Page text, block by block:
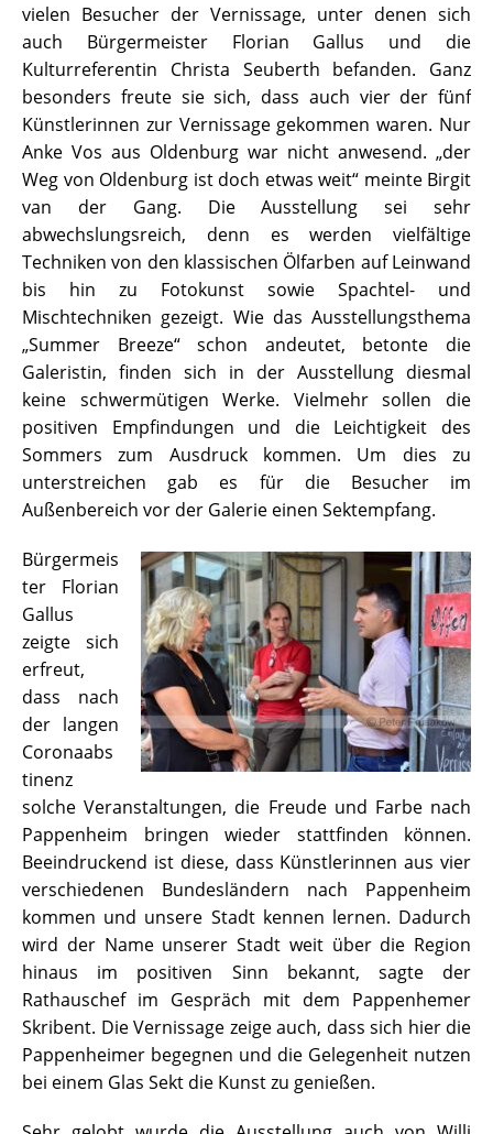
vielen Besucher der Vernissage, unter denen sich
auch Bürgermeister Florian Gallus und die
Kulturreferentin Christa Seuberth befanden. Ganz
besonders freute sie sich, dass auch vier der fünf
Künstlerinnen zur Vernissage gekommen waren. Nur
Anke Vos aus Oldenburg war nicht anwesend. „der
Weg von Oldenburg ist doch etwas weit“ meinte Birgit
van der Gang. Die Ausstellung sei sehr
abwechslungsreich, denn es werden vielfältige
Techniken von den klassischen Ölfarben auf Leinwand
bis hin zu Fotokunst sowie Spachtel- und
Mischtechniken gezeigt. Wie das Ausstellungsthema
„Summer Breeze“ schon andeutet, betonte die
Galeristin, finden sich in der Ausstellung diesmal
keine schwermütigen Werke. Vielmehr sollen die
positiven Empfindungen und die Leichtigkeit des
Sommers zum Ausdruck kommen. Um dies zu
unterstreichen gab es für die Besucher im
Außenbereich vor der Galerie einen Sektempfang.
Bürgermeis
ter Florian
Gallus
zeigte sich
erfreut,
dass nach
der langen
Coronaabs
tinenz
solche Veranstaltungen, die Freude und Farbe nach
Pappenheim bringen wieder stattfinden können.
Beeindruckend ist diese, dass Künstlerinnen aus vier
verschiedenen Bundesländern nach Pappenheim
kommen und unsere Stadt kennen lernen. Dadurch
wird der Name unserer Stadt weit über die Region
hinaus im positiven Sinn bekannt, sagte der
Rathauschef im Gespräch mit dem Pappenhemer
Skribent. Die Vernissage zeige auch, dass sich hier die
Pappenheimer begegnen und die Gelegenheit nutzen
bei einem Glas Sekt die Kunst zu genießen.